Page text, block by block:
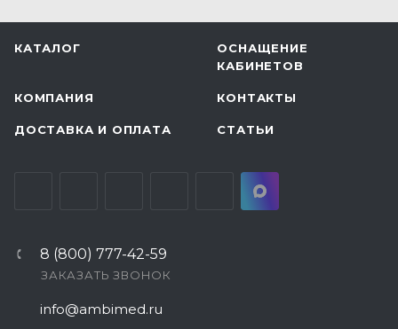
КАТАЛОГ
ОСНАЩЕНИЕ
КАБИНЕТОВ
КОМПАНИЯ КОНТАКТЫ
ДОСТАВКА И ОПЛАТА СТАТЬИ
8 (800) 777-42-59
ЗАКАЗАТЬ ЗВОНОК
info@ambimed.ru